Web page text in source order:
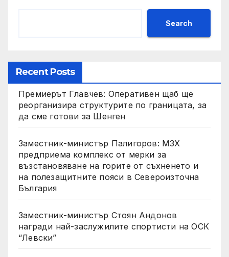
Search
Recent Posts
Премиерът Главчев: Оперативен щаб ще
реорганизира структурите по границата, за
да сме готови за Шенген
Заместник-министър Палигоров: МЗХ
предприема комплекс от мерки за
възстановяване на горите от съхненето и
на полезащитните пояси в Североизточна
България
Заместник-министър Стоян Андонов
награди най-заслужилите спортисти на ОСК
“Левски”